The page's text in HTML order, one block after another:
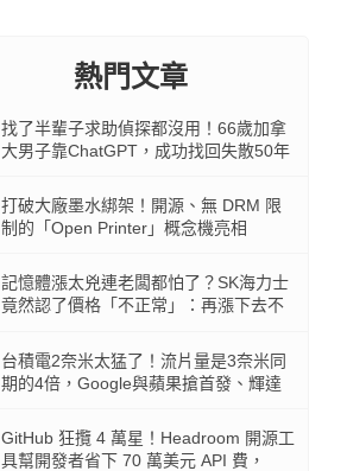
熱門文章
找了半輩子求助偵探都沒用！66歲加拿
大男子靠ChatGPT，成功找回失散50年
打破大廠墨水綁架！開源、無 DRM 限
制的「Open Printer」概念機亮相
記憶體漲太兇連老闆都怕了？SK海力士
竟然認了價格「不正常」：再漲下去不
台積電2奈米太猛了！流片量是3奈米同
期的4倍，Google與蘋果搶首發、輝達
GitHub 狂攬 4 萬星！Headroom 開源工
具幫開發者省下 70 萬美元 API 費，